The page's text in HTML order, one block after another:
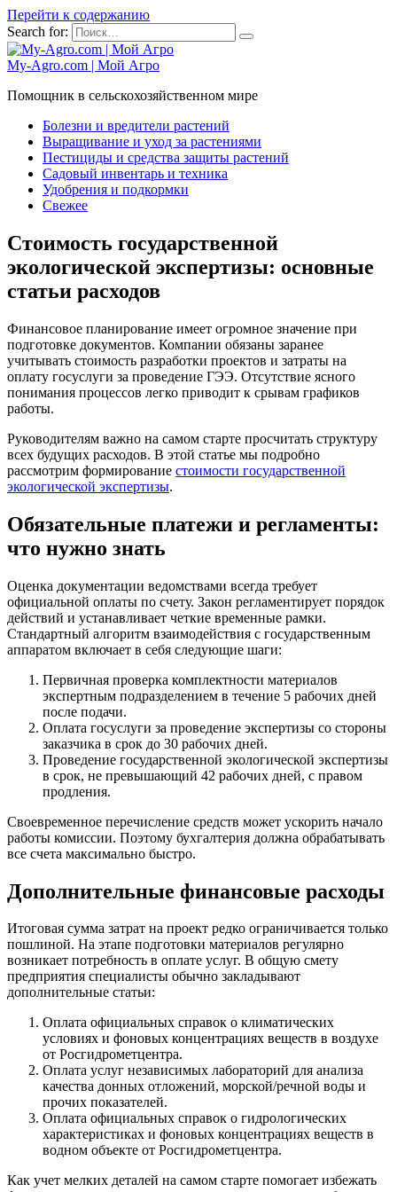
Перейти к содержанию
Search for:
My-Agro.com | Мой Агро
Помощник в сельскохозяйственном мире
Болезни и вредители растений
Выращивание и уход за растениями
Пестициды и средства защиты растений
Садовый инвентарь и техника
Удобрения и подкормки
Свежее
Стоимость государственной
экологической экспертизы: основные
статьи расходов
Финансовое планирование имеет огромное значение при
подготовке документов. Компании обязаны заранее
учитывать стоимость разработки проектов и затраты на
оплату госуслуги за проведение ГЭЭ. Отсутствие ясного
понимания процессов легко приводит к срывам графиков
работы.
Руководителям важно на самом старте просчитать структуру
всех будущих расходов. В этой статье мы подробно
рассмотрим формирование стоимости государственной
экологической экспертизы.
Обязательные платежи и регламенты:
что нужно знать
Оценка документации ведомствами всегда требует
официальной оплаты по счету. Закон регламентирует порядок
действий и устанавливает четкие временные рамки.
Стандартный алгоритм взаимодействия с государственным
аппаратом включает в себя следующие шаги:
Первичная проверка комплектности материалов
экспертным подразделением в течение 5 рабочих дней
после подачи.
Оплата госуслуги за проведение экспертизы со стороны
заказчика в срок до 30 рабочих дней.
Проведение государственной экологической экспертизы
в срок, не превышающий 42 рабочих дней, с правом
продления.
Своевременное перечисление средств может ускорить начало
работы комиссии. Поэтому бухгалтерия должна обрабатывать
все счета максимально быстро.
Дополнительные финансовые расходы
Итоговая сумма затрат на проект редко ограничивается только
пошлиной. На этапе подготовки материалов регулярно
возникает потребность в оплате услуг. В общую смету
предприятия специалисты обычно закладывают
дополнительные статьи:
Оплата официальных справок о климатических
условиях и фоновых концентрациях веществ в воздухе
от Росгидрометцентра.
Оплата услуг независимых лабораторий для анализа
качества донных отложений, морской/речной воды и
прочих показателей.
Оплата официальных справок о гидрологических
характеристиках и фоновых концентрациях веществ в
водном объекте от Росгидрометцентра.
Как учет мелких деталей на самом старте помогает избежать